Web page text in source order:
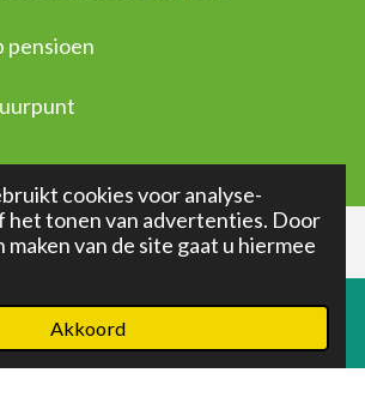
cookies voor analyse-
het tonen van advertenties. Door
van de site gaat u hiermee
Akkoord
pensioen
in 2 werelden
Telefoonnummer